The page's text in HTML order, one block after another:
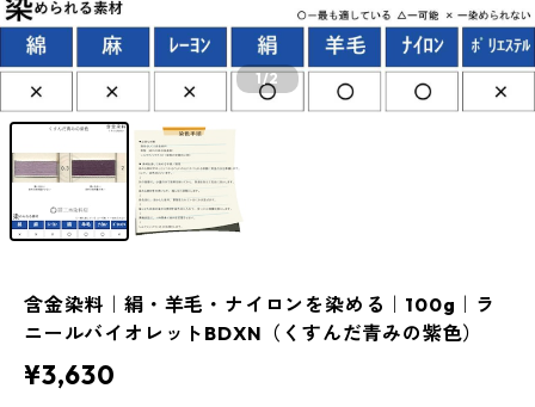
1/2
含金染料｜絹・羊毛・ナイロンを染める｜100g｜ラ
ニールバイオレットBDXN（くすんだ青みの紫色）
¥3,630